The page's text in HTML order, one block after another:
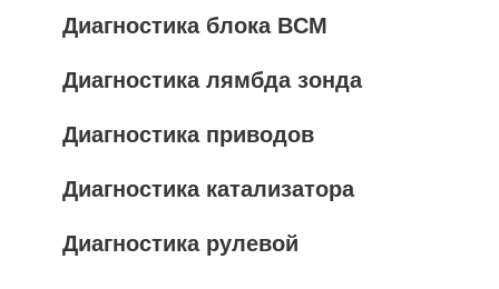
Диагностика блока BCM
Диагностика лямбда зонда
Диагностика приводов
Диагностика катализатора
Диагностика рулевой